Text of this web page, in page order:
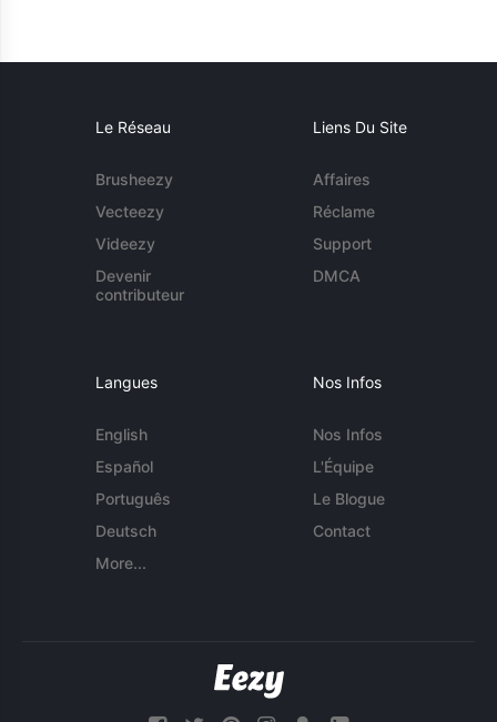
Le Réseau
Brusheezy
Vecteezy
Videezy
Devenir
contributeur
Liens Du Site
Affaires
Réclame
Support
DMCA
Langues
English
Español
Português
Deutsch
More...
Nos Infos
Nos Infos
L'Équipe
Le Blogue
Contact